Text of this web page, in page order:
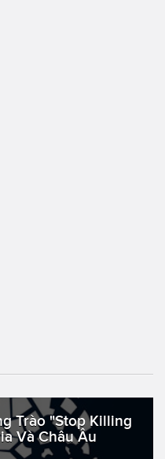
Trào "Stop Killing
Và Châu Âu